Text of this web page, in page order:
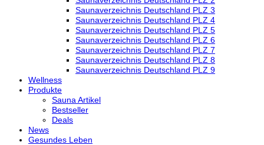
Saunaverzeichnis Deutschland PLZ 3
Saunaverzeichnis Deutschland PLZ 4
Saunaverzeichnis Deutschland PLZ 5
Saunaverzeichnis Deutschland PLZ 6
Saunaverzeichnis Deutschland PLZ 7
Saunaverzeichnis Deutschland PLZ 8
Saunaverzeichnis Deutschland PLZ 9
Wellness
Produkte
Sauna Artikel
Bestseller
Deals
News
Gesundes Leben